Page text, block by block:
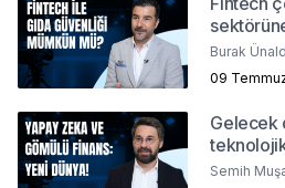
Burak
09
Gelecek
Semih